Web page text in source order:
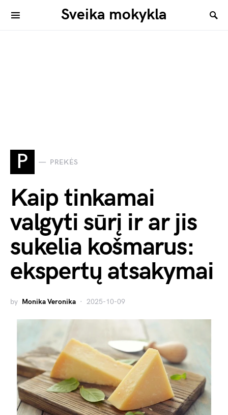
Sveika mokykla
P PREKĖS
Kaip tinkamai
valgyti sūrį ir ar jis
sukelia košmarus:
ekspertų atsakymai
by Monika Veronika 2025-10-09